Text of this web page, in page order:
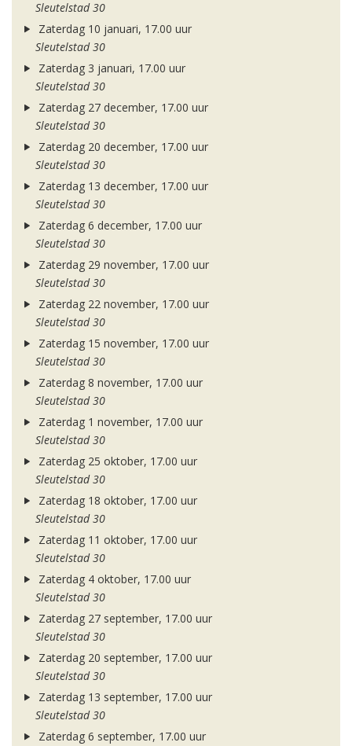
Sleutelstad 30
Zaterdag 10 januari, 17.00 uur
Sleutelstad 30
Zaterdag 3 januari, 17.00 uur
Sleutelstad 30
Zaterdag 27 december, 17.00 uur
Sleutelstad 30
Zaterdag 20 december, 17.00 uur
Sleutelstad 30
Zaterdag 13 december, 17.00 uur
Sleutelstad 30
Zaterdag 6 december, 17.00 uur
Sleutelstad 30
Zaterdag 29 november, 17.00 uur
Sleutelstad 30
Zaterdag 22 november, 17.00 uur
Sleutelstad 30
Zaterdag 15 november, 17.00 uur
Sleutelstad 30
Zaterdag 8 november, 17.00 uur
Sleutelstad 30
Zaterdag 1 november, 17.00 uur
Sleutelstad 30
Zaterdag 25 oktober, 17.00 uur
Sleutelstad 30
Zaterdag 18 oktober, 17.00 uur
Sleutelstad 30
Zaterdag 11 oktober, 17.00 uur
Sleutelstad 30
Zaterdag 4 oktober, 17.00 uur
Sleutelstad 30
Zaterdag 27 september, 17.00 uur
Sleutelstad 30
Zaterdag 20 september, 17.00 uur
Sleutelstad 30
Zaterdag 13 september, 17.00 uur
Sleutelstad 30
Zaterdag 6 september, 17.00 uur